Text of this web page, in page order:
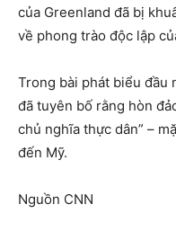
của Greenland đã bị
về phong trào độc lập
Trong bài phát biểu đầu
đã tuyên bố rằng hòn
chủ nghĩa thực dân” –
đến Mỹ.
Nguồn CNN